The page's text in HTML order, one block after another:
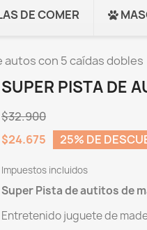
DE COMER
autos con 5 caídas dobles
SUPER PISTA DE
$32.900
$24.675
25% DE
Impuestos incluidos
Super Pista de autitos de
Entretenido juguete de